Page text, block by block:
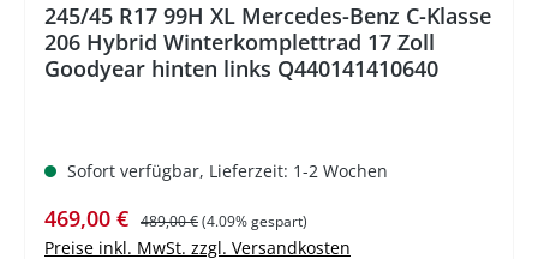
245/45 R17 99H XL Mercedes-Benz C-Klasse
206 Hybrid Winterkomplettrad 17 Zoll
Goodyear hinten links Q440141410640
Sofort verfügbar, Lieferzeit: 1-2 Wochen
Verkaufspreis:
469,00 € Regulärer Preis:
489,00 €(4.09% gespart)
Preise inkl. MwSt. zzgl. Versandkosten